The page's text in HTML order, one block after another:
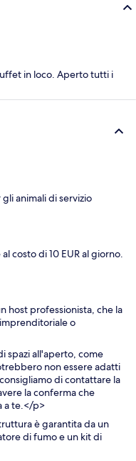
in loco. Aperto tutti i
animali di servizio
costo di 10 EUR al giorno.
host professionista, che la
o
spazi all'aperto, come
non essere adatti
di contattare la
la conferma che
a te.</p>
è garantita da un
di fumo e un kit di